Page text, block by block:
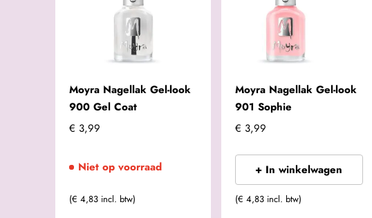
Moyra Nagellak Gel-look
900 Gel Coat
€ 3,99
Niet op voorraad
(€ 4,83 incl. btw)
Moyra Nagellak Gel-look
901 Sophie
€ 3,99
+ In winkelwagen
(€ 4,83 incl. btw)